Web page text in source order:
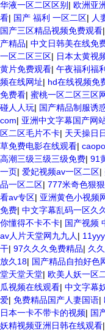
华液一区二区区别 | 欧洲亚
看| 国产 福利 一区二区| 人
国产三区精品视频免费观看|
产精品| 中文日韩美在线免
一区二区三区| 日本太黄视
黄片免费观看| 午夜福利福
频在线网址| hd在线视频免
免费看| 蜜桃一区二区三区
碰人人玩| 国产精品制服诱
com| 亚洲中文字幕国产网
区二区毛片不卡| 天天操日
草免费电影在线观看|
高潮三级三级三级免费| 91
一页| 爱妃视频av一区二区|
品一区二区| 777米奇色狠
看av专区| 亚洲黄色小视频
免费| 中文字幕乱码一区久
你懂得不卡不卡| 国产视频
av人片天堂网九九人 |
干| 97久久久免费精品| 久
放久18| 国产精品自拍好色
堂天堂天堂| 欧美人妖一区
瓜视频在线观看| 中文字幕
爱| 免费精品国产人妻国语|
日本一卡不带卡的视频| 国
妖精视频亚洲日韩在线观看|